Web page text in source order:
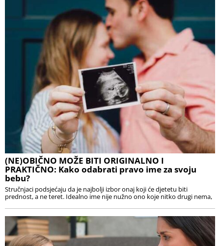
(NE)OBIČNO MOŽE BITI ORIGINALNO I
PRAKTIČNO: Kako odabrati pravo ime za svoju
bebu?
Stručnjaci podsjećaju da je najbolji izbor onaj koji će djetetu biti
prednost, a ne teret. Idealno ime nije nužno ono koje nitko drugi nema,